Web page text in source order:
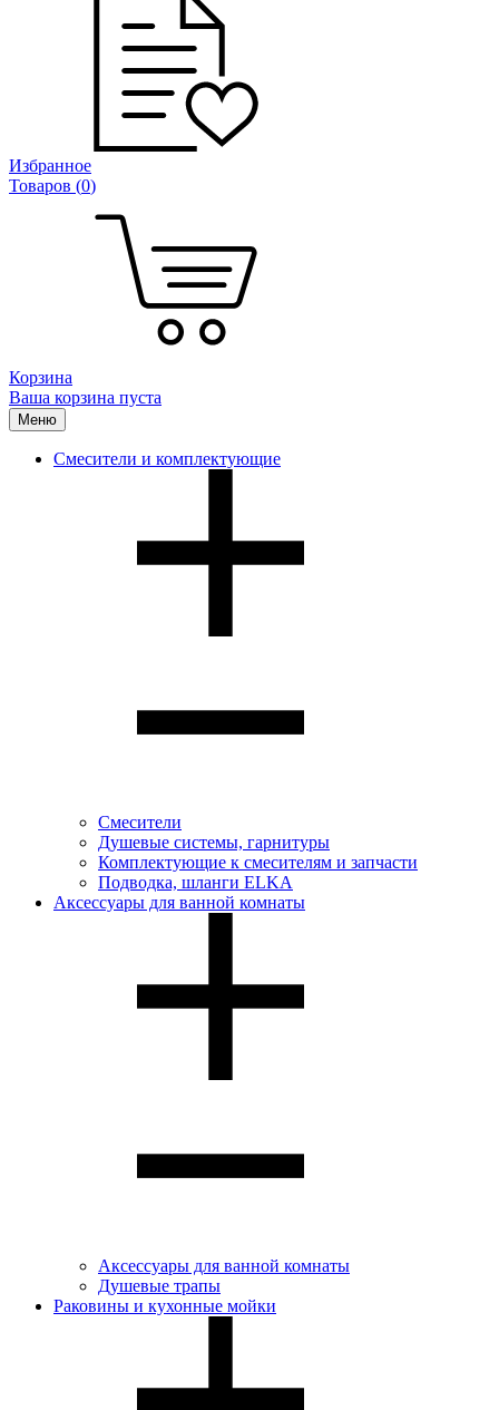
Избранное
Товаров (0)
Корзина
Ваша корзина пуста
Меню
Смесители и комплектующие
Смесители
Душевые системы, гарнитуры
Комплектующие к смесителям и запчасти
Подводка, шланги ELKA
Аксессуары для ванной комнаты
Аксессуары для ванной комнаты
Душевые трапы
Раковины и кухонные мойки